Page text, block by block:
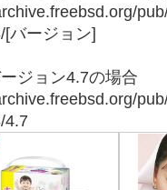
[バージョン]
ジョン4.7の場合
4.7